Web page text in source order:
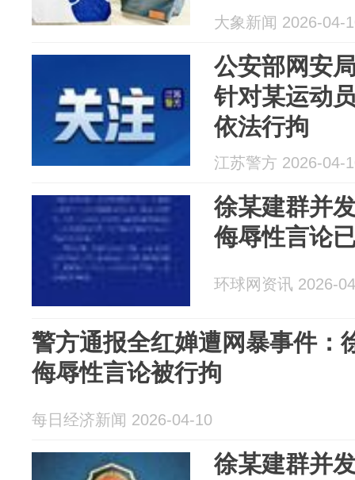
群，多次发
踩引战，造
大象新闻 2026-04-
公安部网安
针对某运动
依法行拘
江苏警方 2026-04-
徐某建群并
侮辱性言论
环球网资讯 2026-
警方通报全红婵遭网暴事件：
侮辱性言论被行拘
每日经济新闻 2026-04-10
徐某建群并